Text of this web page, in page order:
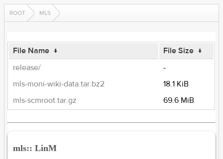
ROOT MLS
File Name ↓ File Size ↓
release/
-
mls-moni-wiki-data.tar.bz2
18.1 KiB
mls-scmroot.tar.gz
69.6 MiB
mls:: LinM